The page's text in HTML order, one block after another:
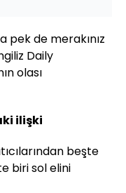
pek de merakınız
Daily
olası
ilişki
beşte
biri sol elini